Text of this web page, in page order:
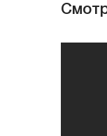
We tear it